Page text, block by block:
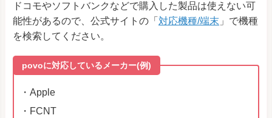
ドコモやソフトバンクなどで購入した製品は使えない可
能性があるので、公式サイトの「 対応機種/端末 」で機種
を検索してください。
povoに対応しているメーカー(例)
・Apple
・FCNT